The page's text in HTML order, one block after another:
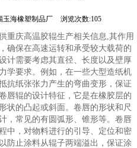
玉海橡塑制品厂 浏览次数:105
重庆高温胶辊生产相关信息,其作用
确保在高速运转和承受较大载荷的
计需要考虑其直径、长度以及壁厚
学要求。例如，在一些大型造纸机
抗纸张张力产生的弯曲变形，保证
唇辊的设计特征，它是在橡胶层的
状的凸起或斜面。卷唇的形状和尺
，常见的有圆弧形、锥形等。卷唇
中，对物料进行的引导、定位和密
防止涂料从辊子两端溢出，保证涂